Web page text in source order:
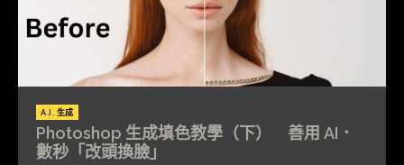
A.I. 生成
Photoshop 生成填色教學（下） 善用 AI．
數秒「改頭換臉」